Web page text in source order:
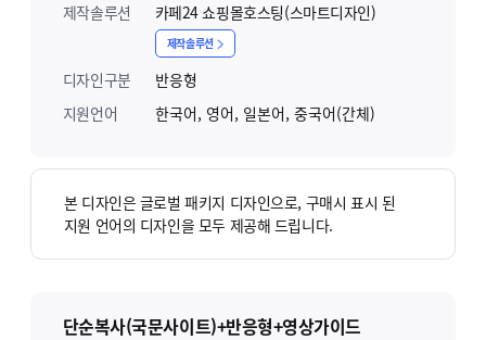
제작솔루션
카페24 쇼핑몰호스팅(스마트디자인)
제작솔루션
디자인구분
반응형
지원언어
한국어, 영어, 일본어, 중국어(간체)
본 디자인은 글로벌 패키지 디자인으로, 구매시 표시 된
지원 언어의 디자인을 모두 제공해 드립니다.
단순복사(국문사이트)+반응형+영상가이드